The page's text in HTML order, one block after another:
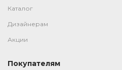
Каталог
Дизайнерам
Акции
Покупателям